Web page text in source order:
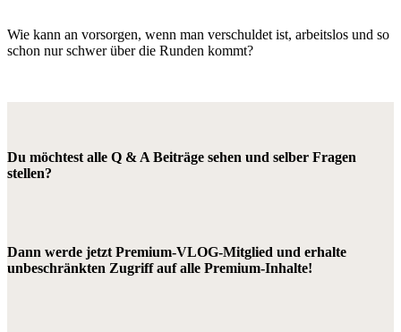
Wie kann an vorsorgen, wenn man verschuldet ist, arbeitslos und so
schon nur schwer über die Runden kommt?
Du möchtest alle Q & A Beiträge sehen und selber Fragen
stellen?
Dann werde jetzt Premium-VLOG-Mitglied und erhalte
unbeschränkten Zugriff auf alle Premium-Inhalte!